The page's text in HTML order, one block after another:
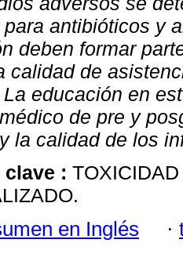
antibióticos y
deben formar
calidad de
educación en
de pre y
la calidad de los
clave :
en Inglés ·